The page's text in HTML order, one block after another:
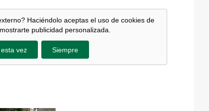
Haciéndolo aceptas el uso de cookies de
publicidad personalizada.
vez Siempre